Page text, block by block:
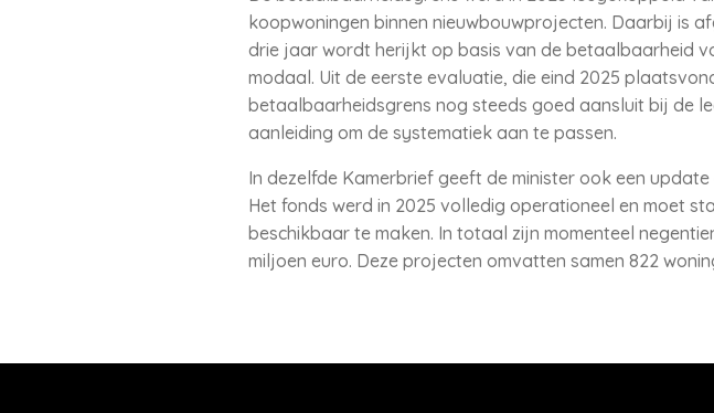
koopwoningen binnen nieuwbouwprojecten. Daarbij is
drie jaar wordt herijkt op basis van de betaalbaarheid
modaal. Uit de eerste evaluatie, die eind 2025
betaalbaarheidsgrens nog steeds goed aansluit bij de
aanleiding om de systematiek aan te passen.
In dezelfde Kamerbrief geeft de minister ook een
Het fonds werd in 2025 volledig operationeel en moet
beschikbaar te maken. In totaal zijn momenteel
miljoen euro. Deze projecten omvatten samen 822